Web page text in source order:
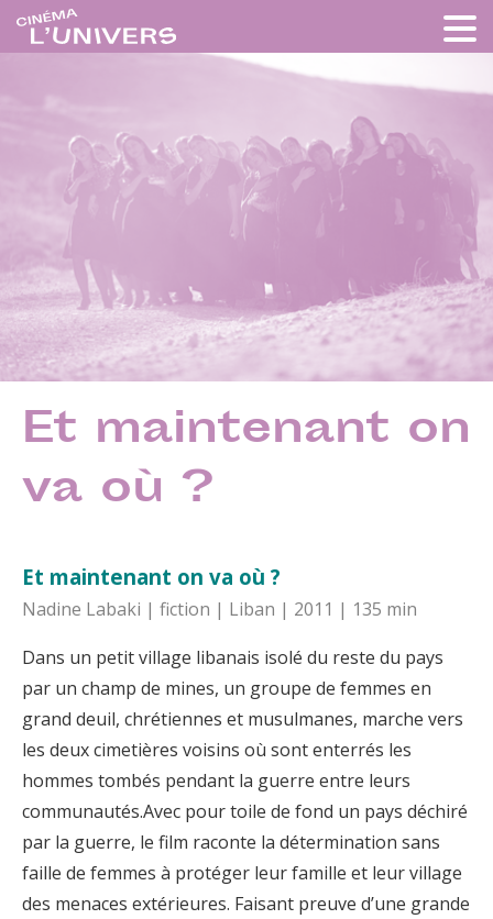
Et maintenant on
va où ?
Et maintenant on va où ?
Nadine Labaki | fiction | Liban | 2011 | 135 min
Dans un petit village libanais isolé du reste du pays
par un champ de mines, un groupe de femmes en
grand deuil, chrétiennes et musulmanes, marche vers
les deux cimetières voisins où sont enterrés les
hommes tombés pendant la guerre entre leurs
communautés.Avec pour toile de fond un pays déchiré
par la guerre, le film raconte la détermination sans
faille de femmes à protéger leur famille et leur village
des menaces extérieures. Faisant preuve d’une grande